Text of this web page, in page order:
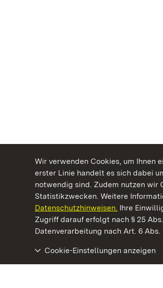
Wir verwenden Cookies, um Ihnen
erster Linie handelt es sich dabei
notwendig sind. Zudem nutzen wir
Statistikzwecken. Weitere
Datenschutzhinweisen. Ihre
Zugriff darauf erfolgt nach § 25
Datenverarbeitung nach Art. 6 Abs.
Cookie-Einstellungen anzeigen
Kommen. Staunen. Genießen.